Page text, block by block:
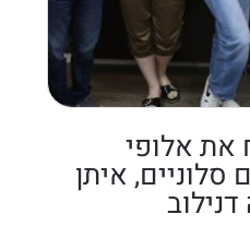
את אלופי
סלוניים, איתן